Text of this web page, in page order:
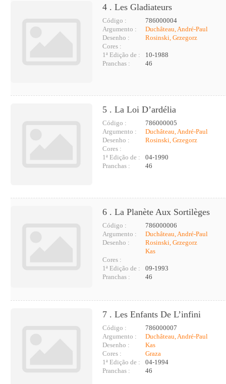
4 . Les Gladiateurs
Código :
786000004
Argumento :
Duchâteau, André-Paul
Desenho :
Rosinski, Grzegorz
Cores :
1ª Edição de :
10-1988
Pranchas :
46
5 . La Loi D’ardélia
Código :
786000005
Argumento :
Duchâteau, André-Paul
Desenho :
Rosinski, Grzegorz
Cores :
1ª Edição de :
04-1990
Pranchas :
46
6 . La Planète Aux Sortilèges
Código :
786000006
Argumento :
Duchâteau, André-Paul
Desenho :
Rosinski, Grzegorz
Kas
Cores :
1ª Edição de :
09-1993
Pranchas :
46
7 . Les Enfants De L’infini
Código :
786000007
Argumento :
Duchâteau, André-Paul
Desenho :
Kas
Cores :
Graza
1ª Edição de :
04-1994
Pranchas :
46